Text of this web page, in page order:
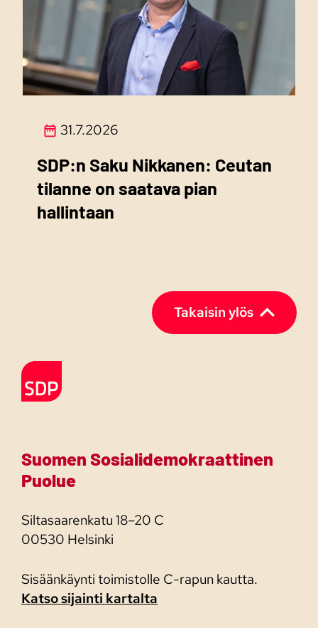
31.7.2026
SDP:n Saku Nikkanen: Ceutan
tilanne on saatava pian
hallintaan
Takaisin ylös
Etusivulle
Suomen Sosialidemokraattinen
Puolue
Siltasaarenkatu 18–20 C
00530 Helsinki
Sisäänkäynti toimistolle C-rapun kautta.
Katso sijainti kartalta